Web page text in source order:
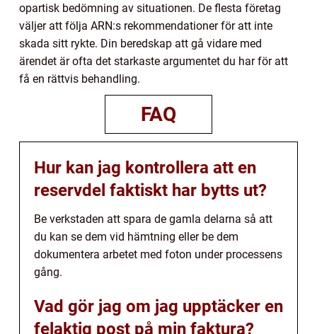
opartisk bedömning av situationen. De flesta företag
väljer att följa ARN:s rekommendationer för att inte
skada sitt rykte. Din beredskap att gå vidare med
ärendet är ofta det starkaste argumentet du har för att
få en rättvis behandling.
FAQ
Hur kan jag kontrollera att en
reservdel faktiskt har bytts ut?
Be verkstaden att spara de gamla delarna så att
du kan se dem vid hämtning eller be dem
dokumentera arbetet med foton under processens
gång.
Vad gör jag om jag upptäcker en
felaktig post på min faktura?